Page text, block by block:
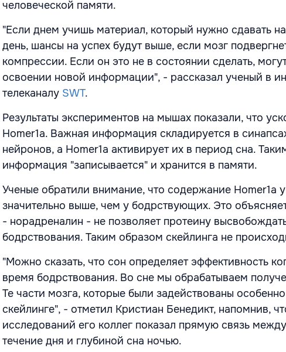
человеческой памяти.
"Если днем учишь материал, который нужно сдавать
день, шансы на успех будут выше, если мозг
компрессии. Если он это не в состоянии сделать,
освоении новой информации", - рассказал ученый в
телеканалу SWT.
Результаты экспериментов на мышах показали, что
Homer1a. Важная информация складируется в
нейронов, а Homer1a активирует их в период сна.
информация "записывается" и хранится в памяти.
Ученые обратили внимание, что содержание Homer1a
значительно выше, чем у бодрствующих. Это
- норадреналин - не позволяет протеину
бодрствования. Таким образом скейлинга не
"Можно сказать, что сон определяет эффективность
время бодрствования. Во сне мы обрабатываем
Те части мозга, которые были задействованы
скейлинге", - отметил Кристиан Бенедикт, напомнив,
исследований его коллег показал прямую связь
течение дня и глубиной сна ночью.